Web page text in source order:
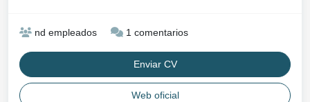
nd empleados 1 comentarios
Enviar CV
Web oficial